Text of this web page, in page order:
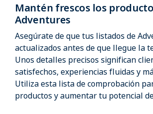
Mantén frescos los
Adventures
Asegúrate de que tus listados de
actualizados antes de que llegue la
Unos detalles precisos significan
satisfechos, experiencias fluidas y
Utiliza esta lista de comprobación
productos y aumentar tu potencial